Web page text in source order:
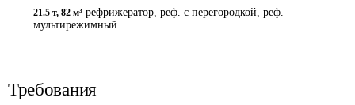
21.5 т, 82 м³ рефрижератор, реф. с перегородкой, реф.
мультирежимный
Требования